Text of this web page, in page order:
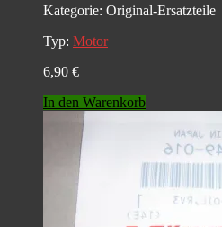
Kategorie: Original-Ersatzteile
Typ: Motor
6,90 €
In den Warenkorb